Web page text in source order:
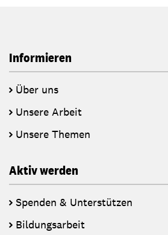
Informieren
Über uns
Unsere Arbeit
Unsere Themen
Aktiv werden
Spenden & Unterstützen
Bildungsarbeit